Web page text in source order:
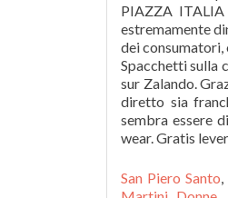
San Piero Santo,